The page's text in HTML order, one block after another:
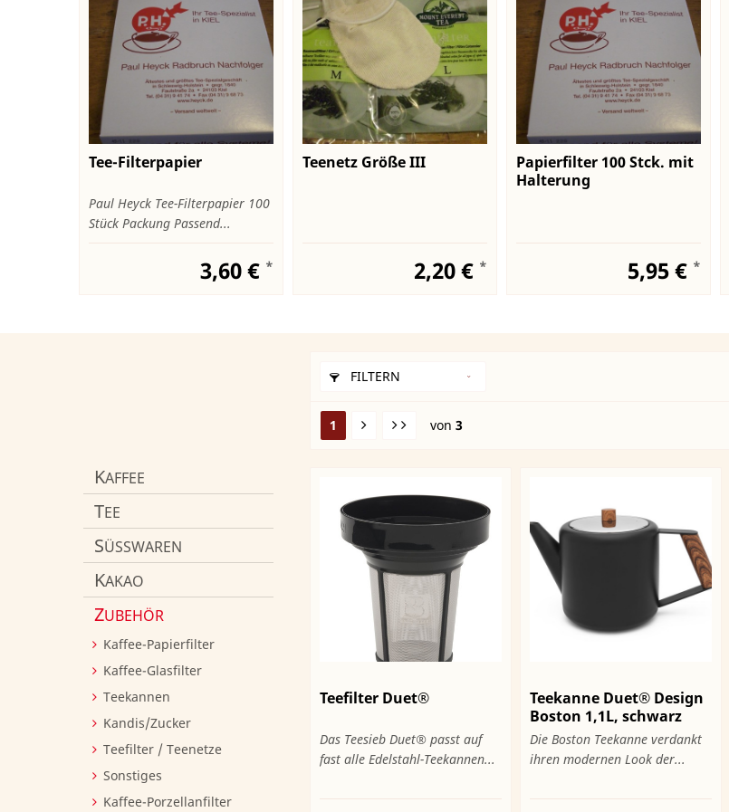
Tee-Filterpapier
Paul Heyck Tee-Filterpapier 100
Stück Packung Passend...
3,60 € *
Teenetz Größe III
2,20 € *
Papierfilter 100 Stck. mit
Halterung
5,95 € *
KAFFEE
TEE
SÜSSWAREN
KAKAO
ZUBEHÖR
Kaffee-Papierfilter
Kaffee-Glasfilter
Teekannen
Kandis/Zucker
Teefilter / Teenetze
Sonstiges
Kaffee-Porzellanfilter
FILTERN
1 von 3
Teefilter Duet®
Das Teesieb Duet® passt auf
fast alle Edelstahl-Teekannen...
Teekanne Duet® Design
Boston 1,1L, schwarz
matt
Die Boston Teekanne verdankt
ihren modernen Look der...